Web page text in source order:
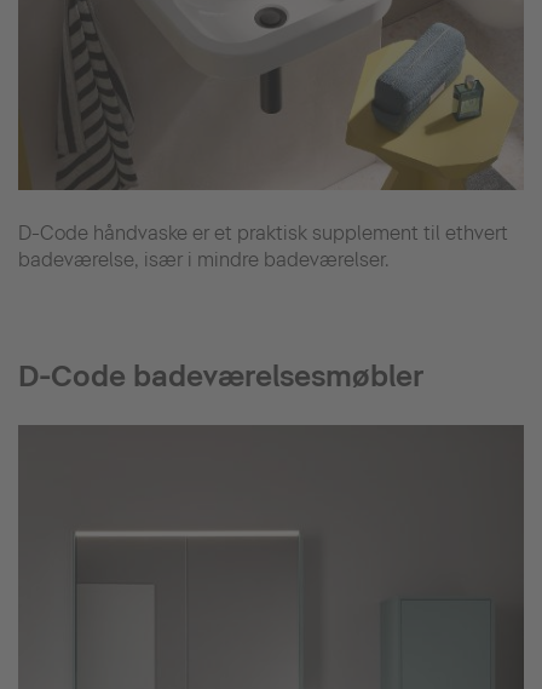
D-Code håndvaske er et praktisk supplement til ethvert
badeværelse, især i mindre badeværelser.
D-Code badeværelsesmøbler